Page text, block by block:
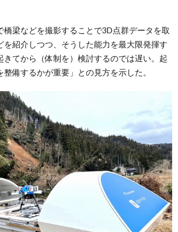
橋梁などを撮影することで3D点群データを取
を紹介しつつ、そうした能力を最大限発揮す
きてから（体制を）検討するのでは遅い。起
備するかが重要」との見方を示した。